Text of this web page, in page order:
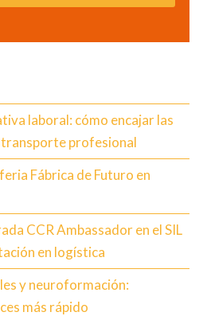
laboral: cómo encajar las
transporte profesional
Fábrica de Futuro en
CCR Ambassador en el SIL
en logística
y neuroformación:
más rápido